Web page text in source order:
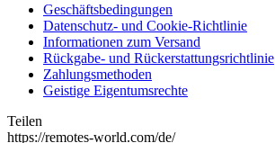
Geschäftsbedingungen
Datenschutz- und Cookie-Richtlinie
Informationen zum Versand
Rückgabe- und Rückerstattungsrichtlinie
Zahlungsmethoden
Geistige Eigentumsrechte
Teilen
https://remotes-world.com/de/